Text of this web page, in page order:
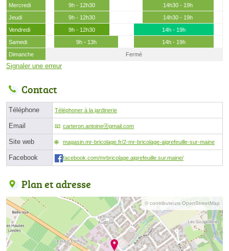
Mercredi
9h - 12h30
14h30 - 19h
Jeudi
9h - 12h30
14h30 - 19h
Vendredi
9h - 12h30
14h - 19h
Samedi
9h - 13h
14h - 19h
Dimanche
Fermé
Signaler une erreur
Contact
Téléphone Téléphoner à la jardinerie
Email carteron.antoineⓐgmail.com
Site web magasin.mr-bricolage.fr/2-mr-bricolage-aigrefeuille-sur-maine
Facebook facebook.com/mrbricolage.aigrefeuille.sur.maine/
Plan et adresse
© contributeurs OpenStreetMap